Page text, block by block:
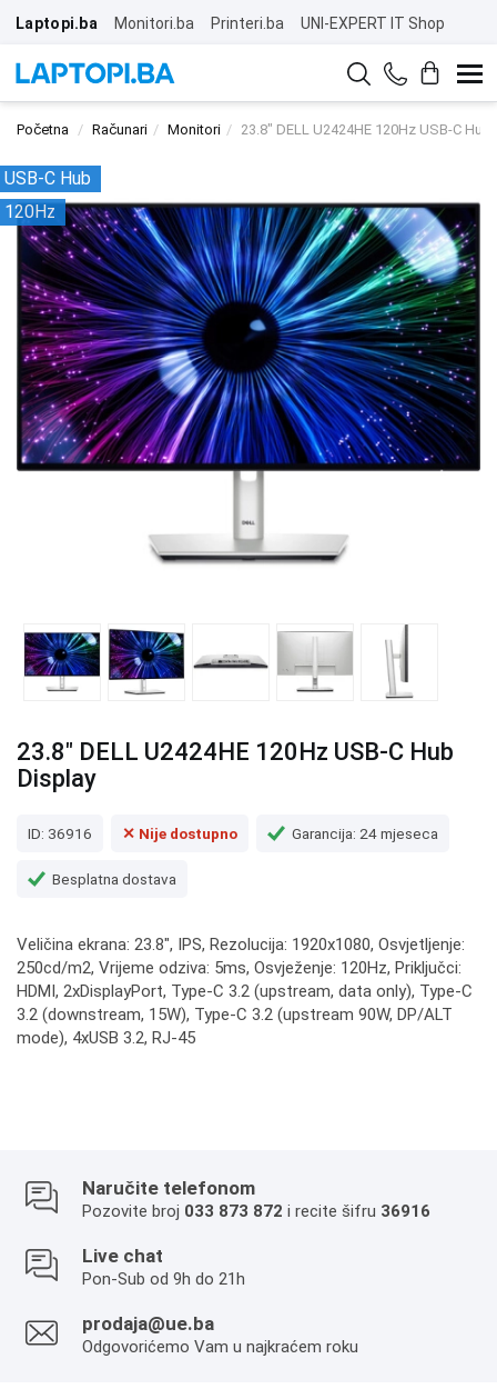
Laptopi.ba Monitori.ba Printeri.ba UNI-EXPERT IT Shop
Početna Računari Monitori 23.8" DELL U2424HE 120Hz USB-C
USB-C Hub
120Hz
23.8" DELL U2424HE 120Hz USB-C Hub
Display
ID: 36916 ✕ Nije dostupno Garancija: 24 mjeseca
Besplatna dostava
Veličina ekrana: 23.8", IPS, Rezolucija: 1920x1080, Osvjetljenje:
250cd/m2, Vrijeme odziva: 5ms, Osvježenje: 120Hz, Priključci:
HDMI, 2xDisplayPort, Type-C 3.2 (upstream, data only), Type-C
3.2 (downstream, 15W), Type-C 3.2 (upstream 90W, DP/ALT
mode), 4xUSB 3.2, RJ-45
Naručite telefonom
Pozovite broj 033 873 872 i recite šifru 36916
Live chat
Pon-Sub od 9h do 21h
prodaja@ue.ba
Odgovorićemo Vam u najkraćem roku